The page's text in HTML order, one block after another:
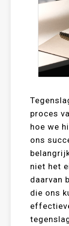
proces
hoe we
ons
niet het
daarvan
die ons